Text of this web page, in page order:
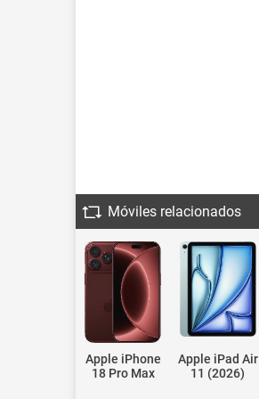
Móviles relacionados
Apple iPhone
18 Pro Max
Apple iPad Air
11 (2026)